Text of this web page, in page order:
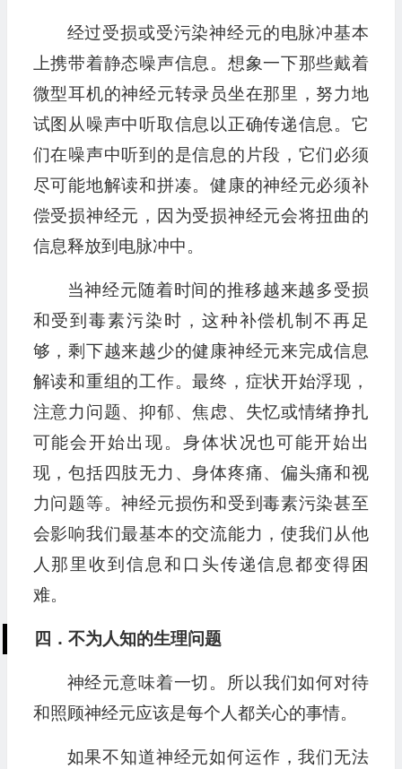
经过受损或受污染神经元的电脉冲基本
上携带着静态噪声信息。想象一下那些戴着
微型耳机的神经元转录员坐在那里，努力地
试图从噪声中听取信息以正确传递信息。它
们在噪声中听到的是信息的片段，它们必须
尽可能地解读和拼凑。健康的神经元必须补
偿受损神经元，因为受损神经元会将扭曲的
信息释放到电脉冲中。
当神经元随着时间的推移越来越多受损
和受到毒素污染时，这种补偿机制不再足
够，剩下越来越少的健康神经元来完成信息
解读和重组的工作。最终，症状开始浮现，
注意力问题、抑郁、焦虑、失忆或情绪挣扎
可能会开始出现。身体状况也可能开始出
现，包括四肢无力、身体疼痛、偏头痛和视
力问题等。神经元损伤和受到毒素污染甚至
会影响我们最基本的交流能力，使我们从他
人那里收到信息和口头传递信息都变得困
难。
四．不为人知的生理问题
神经元意味着一切。所以我们如何对待
和照顾神经元应该是每个人都关心的事情。
如果不知道神经元如何运作，我们无法